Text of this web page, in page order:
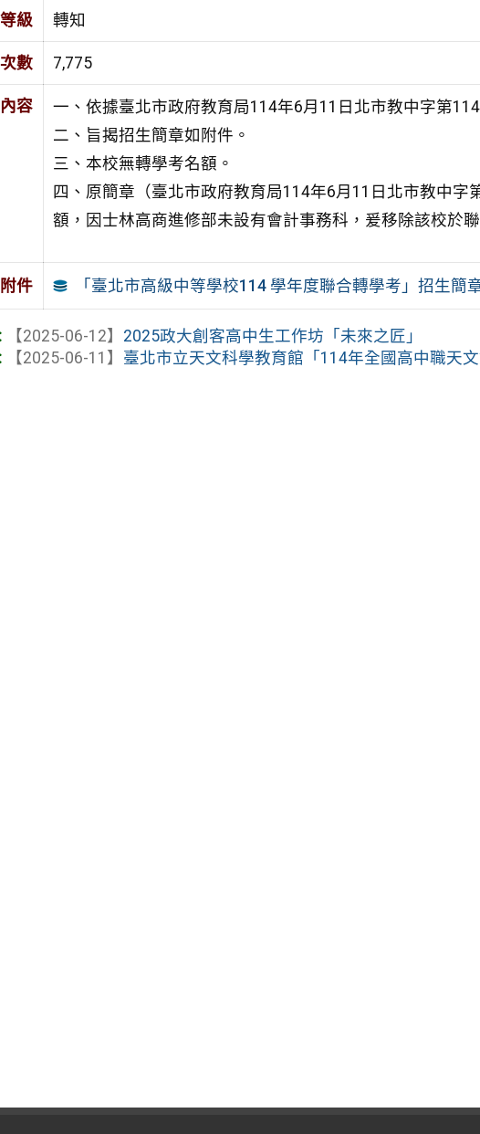
級 轉知
數 7,775
容
一、依據臺北市政府教育局114年6月11日北市教中字第
二、旨揭招生簡章如附件。
三、本校無轉學考名額。
四、原簡章（臺北市政府教育局114年6月11日北市教中字
額，因士林高商進修部未設有會計事務科，爰移除該校於
件 「臺北市高級中等學校114 學年度聯合轉學考」招生簡
【2025-06-12】 2025政大創客高中生工作坊「未來之匠」
【2025-06-11】 臺北市立天文科學教育館「114年全國高中職天